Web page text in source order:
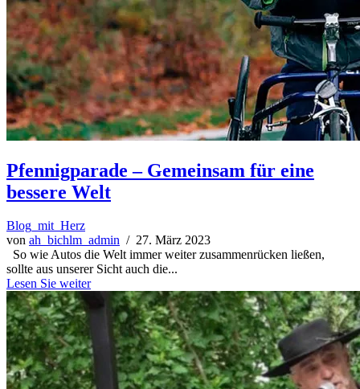
Pfennigparade – Gemeinsam für eine
bessere Welt
Blog_mit_Herz
von ah_bichlm_admin / 27. März 2023
So wie Autos die Welt immer weiter zusammenrücken ließen,
sollte aus unserer Sicht auch die...
Lesen Sie weiter